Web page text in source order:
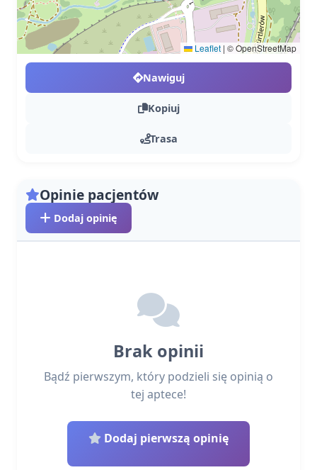
Leaflet | © OpenStreetMap
Nawiguj
Kopiuj
Trasa
Opinie pacjentów
Dodaj opinię
Brak opinii
Bądź pierwszym, który podzieli się opinią o
tej aptece!
Dodaj pierwszą opinię